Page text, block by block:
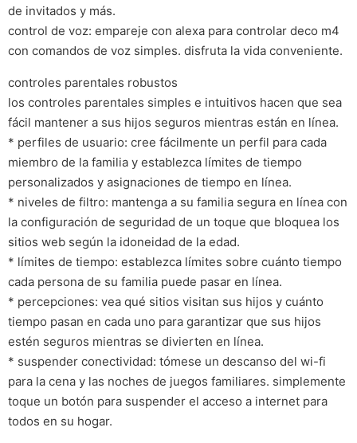
de invitados y más.
control de voz: empareje con alexa para controlar deco m4
con comandos de voz simples. disfruta la vida conveniente.
controles parentales robustos
los controles parentales simples e intuitivos hacen que sea
fácil mantener a sus hijos seguros mientras están en línea.
* perfiles de usuario: cree fácilmente un perfil para cada
miembro de la familia y establezca límites de tiempo
personalizados y asignaciones de tiempo en línea.
* niveles de filtro: mantenga a su familia segura en línea con
la configuración de seguridad de un toque que bloquea los
sitios web según la idoneidad de la edad.
* límites de tiempo: establezca límites sobre cuánto tiempo
cada persona de su familia puede pasar en línea.
* percepciones: vea qué sitios visitan sus hijos y cuánto
tiempo pasan en cada uno para garantizar que sus hijos
estén seguros mientras se divierten en línea.
* suspender conectividad: tómese un descanso del wi-fi
para la cena y las noches de juegos familiares. simplemente
toque un botón para suspender el acceso a internet para
todos en su hogar.